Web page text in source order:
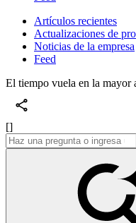
Artículos recientes
Actualizaciones de
Noticias de la empresa
Feed
El tiempo vuela en la mayor
[]